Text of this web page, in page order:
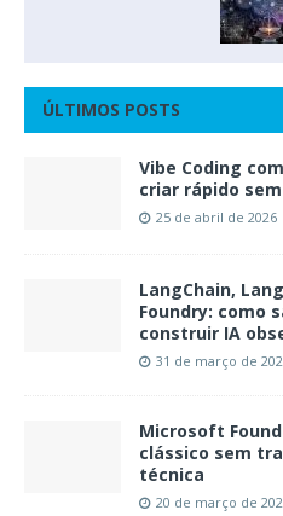
ÚLTIMOS POSTS
Vibe Coding
criar rápido
25 de abril de 2026
LangChain,
Foundry: como
construir IA
31 de março de
Microsoft
clássico sem
técnica
20 de março de